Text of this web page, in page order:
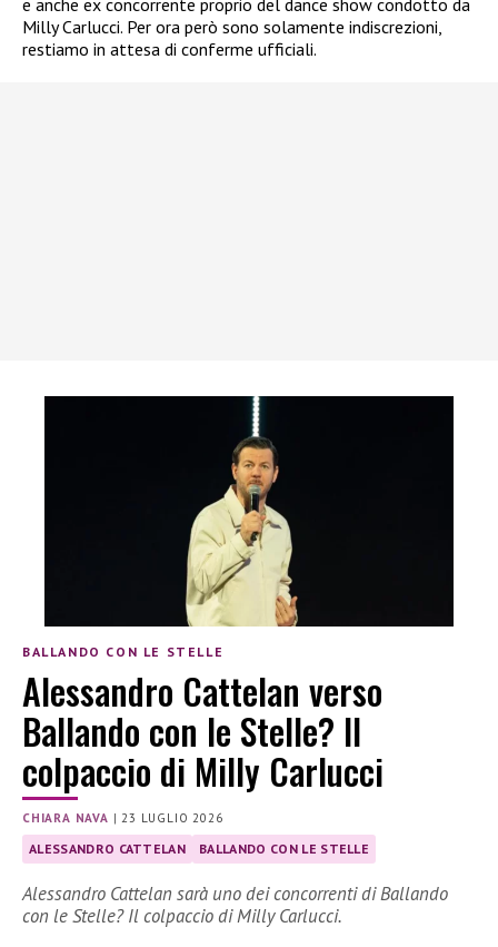
Milly Carlucci. Per ora però sono solamente indiscrezioni,
restiamo in attesa di conferme ufficiali.
BALLANDO CON LE STELLE
Alessandro Cattelan verso
Ballando con le Stelle? Il
colpaccio di Milly Carlucci
CHIARA NAVA |23 LUGLIO 2026
ALESSANDRO CATTELAN BALLANDO CON LE STELLE
Alessandro Cattelan sarà uno dei concorrenti di Ballando
con le Stelle? Il colpaccio di Milly Carlucci.